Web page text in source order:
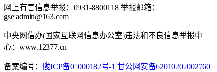
网上有害信息举报：0931-8800118 举报邮箱：
gseiadmin@163.com
中央网信办(国家互联网信息办公室)违法和不良信息举报中
心：www.12377.cn
备案编号： 陇ICP备05000182号-1 甘公网安备62010202002760